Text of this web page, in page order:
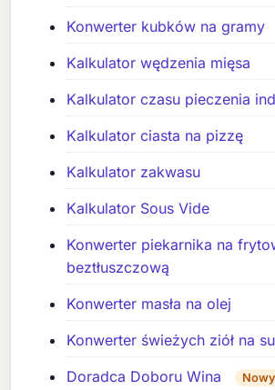
Konwerter kubków na gramy
Kalkulator wędzenia mięsa
Kalkulator czasu pieczenia
Kalkulator ciasta na pizzę
Kalkulator zakwasu
Kalkulator Sous Vide
Konwerter piekarnika na
beztłuszczową
Konwerter masła na olej
Konwerter świeżych ziół na
Doradca Doboru Wina
Nowy